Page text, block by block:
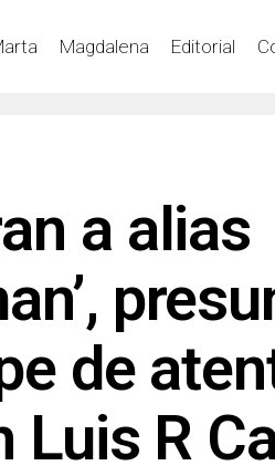
Magdalena Editorial
a alias
de
Luis R